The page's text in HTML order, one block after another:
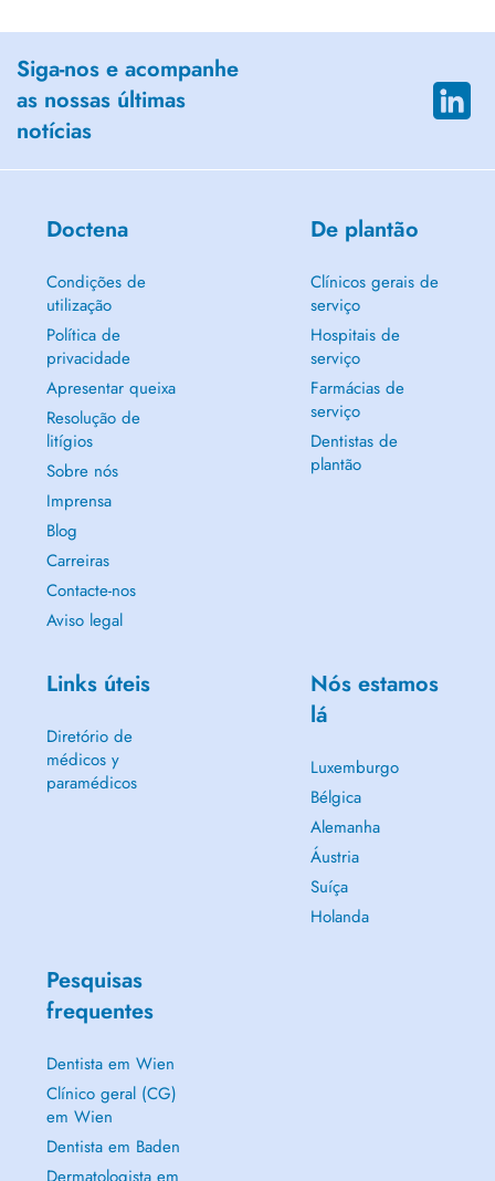
Siga-nos e acompanhe
as nossas últimas
notícias
Doctena
Condições de
utilização
Política de
privacidade
Apresentar queixa
Resolução de
litígios
Sobre nós
Imprensa
Blog
Carreiras
Contacte-nos
Aviso legal
De plantão
Clínicos gerais de
serviço
Hospitais de
serviço
Farmácias de
serviço
Dentistas de
plantão
Links úteis
Diretório de
médicos y
paramédicos
Nós estamos
lá
Luxemburgo
Bélgica
Alemanha
Áustria
Suíça
Holanda
Pesquisas
frequentes
Dentista em Wien
Clínico geral (CG)
em Wien
Dentista em Baden